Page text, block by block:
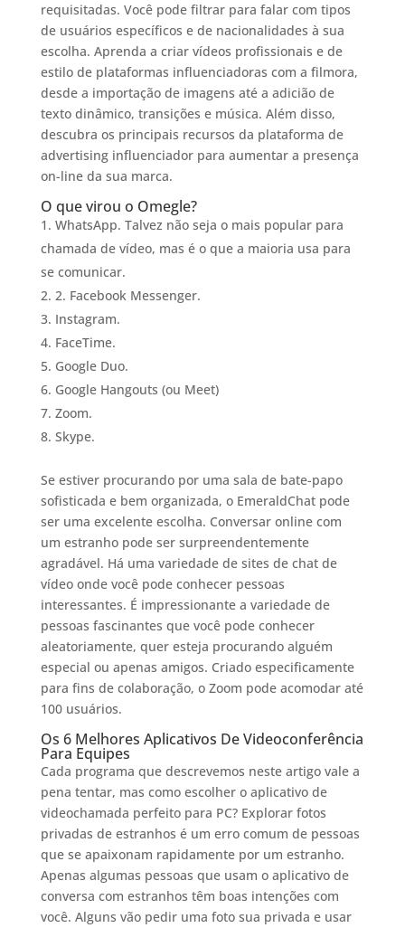
requisitadas. Você pode filtrar para falar com tipos
de usuários específicos e de nacionalidades à sua
escolha. Aprenda a criar vídeos profissionais e de
estilo de plataformas influenciadoras com a filmora,
desde a importação de imagens até a adicião de
texto dinâmico, transições e música. Além disso,
descubra os principais recursos da plataforma de
advertising influenciador para aumentar a presença
on-line da sua marca.
O que virou o Omegle?
WhatsApp. Talvez não seja o mais popular para
chamada de vídeo, mas é o que a maioria usa para
se comunicar.
2. Facebook Messenger.
Instagram.
FaceTime.
Google Duo.
Google Hangouts (ou Meet)
Zoom.
Skype.
Se estiver procurando por uma sala de bate-papo
sofisticada e bem organizada, o EmeraldChat pode
ser uma excelente escolha. Conversar online com
um estranho pode ser surpreendentemente
agradável. Há uma variedade de sites de chat de
vídeo onde você pode conhecer pessoas
interessantes. É impressionante a variedade de
pessoas fascinantes que você pode conhecer
aleatoriamente, quer esteja procurando alguém
especial ou apenas amigos. Criado especificamente
para fins de colaboração, o Zoom pode acomodar até
100 usuários.
Os 6 Melhores Aplicativos De Videoconferência
Para Equipes
Cada programa que descrevemos neste artigo vale a
pena tentar, mas como escolher o aplicativo de
videochamada perfeito para PC? Explorar fotos
privadas de estranhos é um erro comum de pessoas
que se apaixonam rapidamente por um estranho.
Apenas algumas pessoas que usam o aplicativo de
conversa com estranhos têm boas intenções com
você. Alguns vão pedir uma foto sua privada e usar